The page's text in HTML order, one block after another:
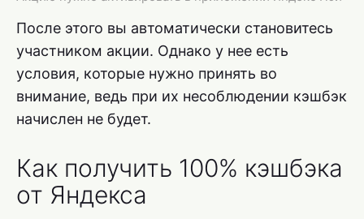
После этого вы автоматически становитесь
участником акции. Однако у нее есть
условия, которые нужно принять во
внимание, ведь при их несоблюдении кэшбэк
начислен не будет.
Как получить 100% кэшбэка
от Яндекса